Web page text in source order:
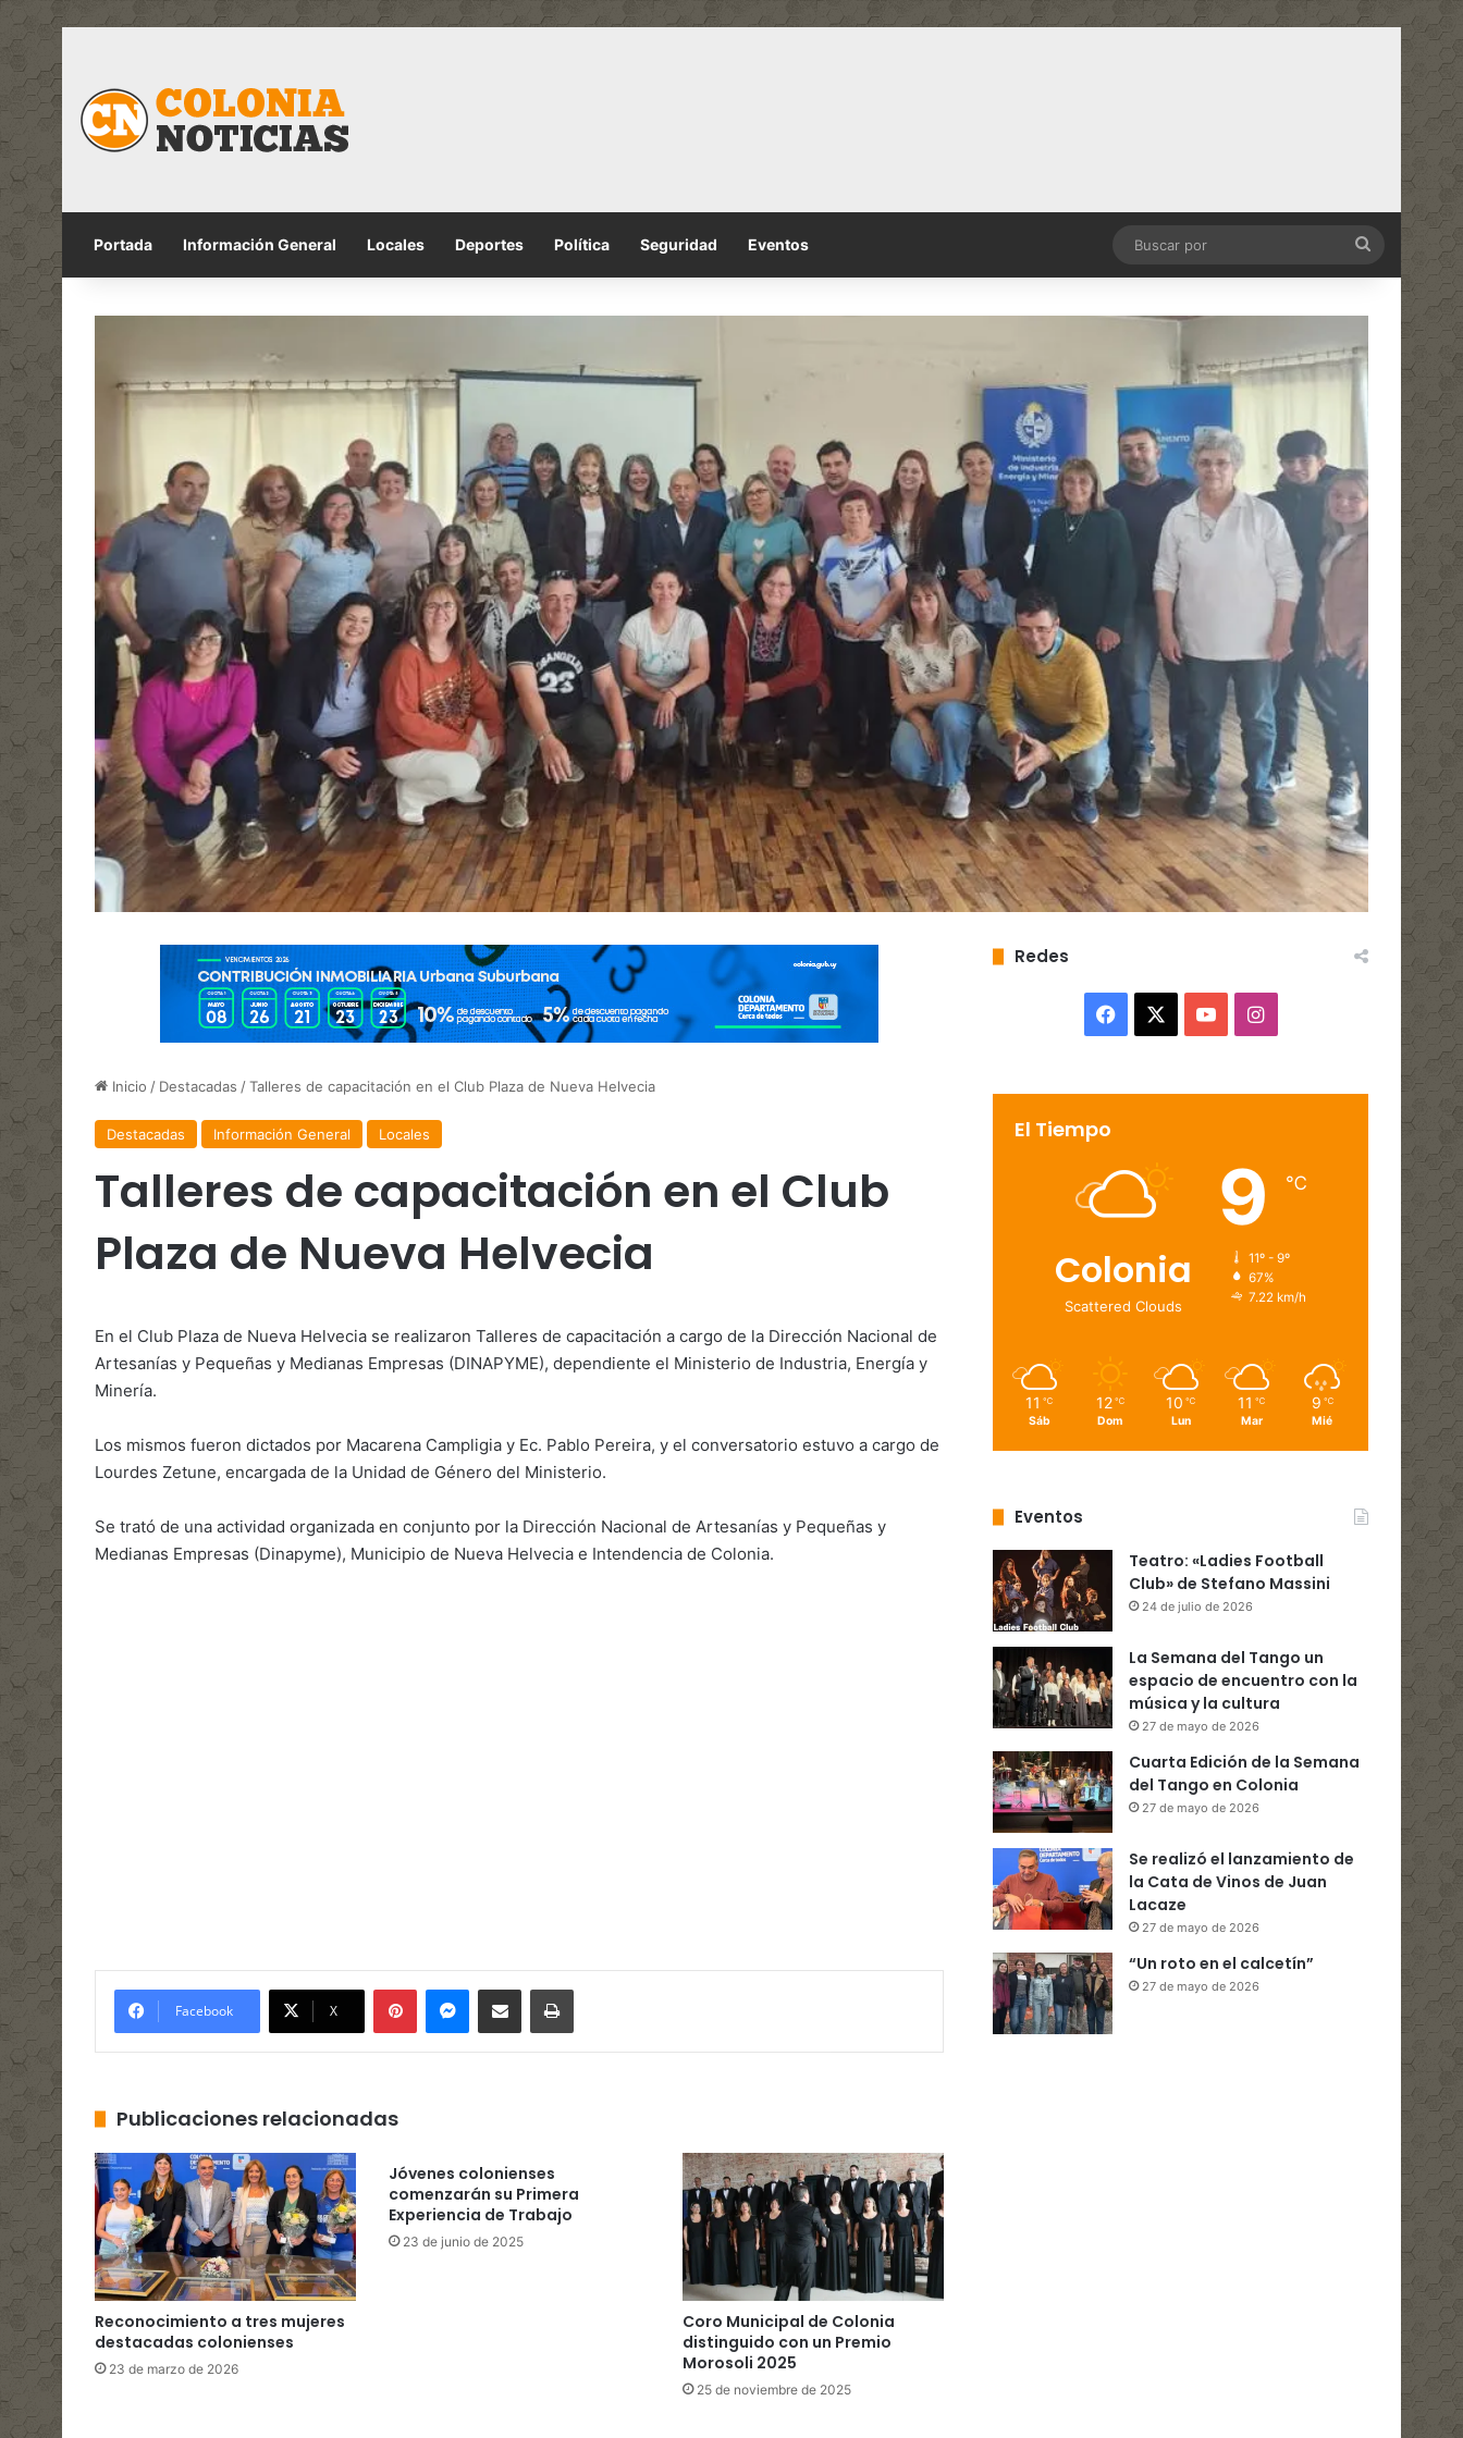
Portada Información General Locales Deportes Política Seguridad Eventos
por
Inicio / Destacadas /Talleres de capacitación en el Club Plaza de Nueva Helvecia
Destacadas Información General Locales
Talleres de capacitación en el Club
Plaza de Nueva Helvecia
En el Club Plaza de Nueva Helvecia se realizaron Talleres de capacitación a cargo de la Dirección Nacional de
Artesanías y Pequeñas y Medianas Empresas (DINAPYME), dependiente el Ministerio de Industria, Energía y
Minería.
Los mismos fueron dictados por Macarena Campligia y Ec. Pablo Pereira, y el conversatorio estuvo a cargo de
Lourdes Zetune, encargada de la Unidad de Género del Ministerio.
Se trató de una actividad organizada en conjunto por la Dirección Nacional de Artesanías y Pequeñas y
Medianas Empresas (Dinapyme), Municipio de Nueva Helvecia e Intendencia de Colonia.
Facebook X
PinterestMessengerCompartir por correo electrónicoImprimir
Publicaciones relacionadas
Reconocimiento a tres mujeres
destacadas colonienses
23 de marzo de 2026
Jóvenes colonienses
comenzarán su Primera
Experiencia de Trabajo
23 de junio de 2025
Coro Municipal de Colonia
distinguido con un Premio
Morosoli 2025
25 de noviembre de 2025
Redes
Facebook YouTubeInstagram
El Tiempo
Colonia
Scattered Clouds
9 ℃
11º - 9º
67%
7.22 km/h
11 ℃
Sáb
12 ℃
Dom
10 ℃
Lun
11 ℃
Mar
9 ℃
Mié
Eventos
Teatro: «Ladies Football
Club» de Stefano Massini
24 de julio de 2026
La Semana del Tango un
espacio de encuentro con la
música y la cultura
27 de mayo de 2026
Cuarta Edición de la Semana
del Tango en Colonia
27 de mayo de 2026
Se realizó el lanzamiento de
la Cata de Vinos de Juan
Lacaze
27 de mayo de 2026
“Un roto en el calcetín”
27 de mayo de 2026